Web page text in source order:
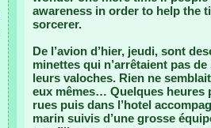
awareness in order to help the
sorcerer.
De l’avion d’hier, jeudi, sont
minettes qui n’arrêtaient pas
leurs valoches. Rien ne
eux mêmes… Quelques heures
rues puis dans l’hotel
marin suivis d’une grosse